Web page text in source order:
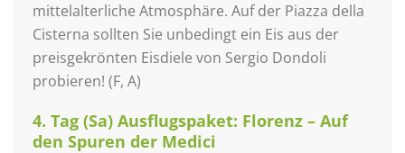
mittelalterliche Atmosphäre. Auf der Piazza della
Cisterna sollten Sie unbedingt ein Eis aus der
preisgekrönten Eisdiele von Sergio Dondoli
probieren! (F, A)
4. Tag (Sa) Ausflugspaket: Florenz – Auf
den Spuren der Medici